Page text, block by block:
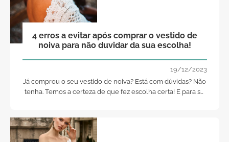
4 erros a evitar após comprar o vestido de
noiva para não duvidar da sua escolha!
19/12/2023
Já comprou o seu vestido de noiva? Está com dúvidas? Não
tenha. Temos a certeza de que fez escolha certa! E para se